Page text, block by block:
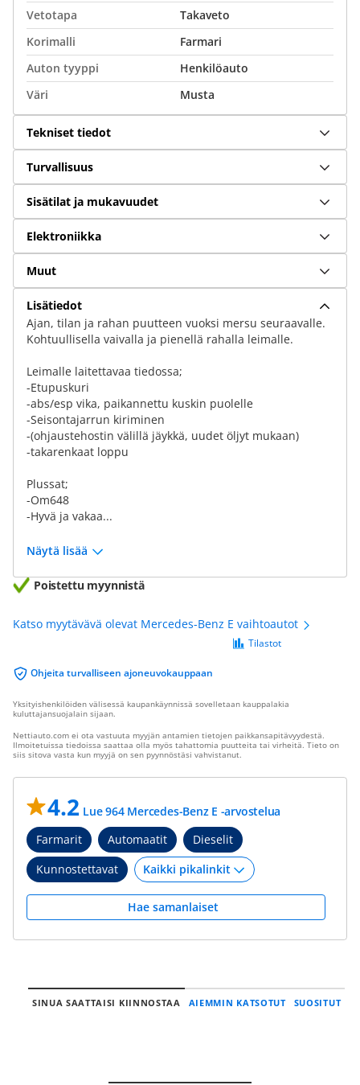
Vetotapa
Takaveto
Korimalli
Farmari
Auton tyyppi
Henkilöauto
Väri
Musta
Tekniset tiedot
Turvallisuus
Sisätilat ja mukavuudet
Elektroniikka
Muut
Lisätiedot
Ajan, tilan ja rahan puutteen vuoksi mersu seuraavalle.
Kohtuullisella vaivalla ja pienellä rahalla leimalle.
Leimalle laitettavaa tiedossa;
-Etupuskuri
-abs/esp vika, paikannettu kuskin puolelle
-Seisontajarrun kiriminen
-(ohjaustehostin välillä jäykkä, uudet öljyt mukaan)
-takarenkaat loppu
Plussat;
-Om648
-Hyvä ja vakaa...
Näytä lisää
Poistettu myynnistä
Katso myytävävä olevat Mercedes-Benz E vaihtoautot
Ohjeita turvalliseen ajoneuvokauppaan
Tilastot
Yksityishenkilöiden välisessä kaupankäynnissä sovelletaan kauppalakia
kuluttajansuojalain sijaan.
Nettiauto.com ei ota vastuuta myyjän antamien tietojen paikkansapitävyydestä.
Ilmoitetuissa tiedoissa saattaa olla myös tahattomia puutteita tai virheitä. Tieto on
siis sitova vasta kun myyjä on sen pyynnöstäsi vahvistanut.
4.2 Lue 964 Mercedes-Benz E -arvostelua
Farmarit
Automaatit
Dieselit
Kunnostettavat
Hae samanlaiset
SINUA SAATTAISI KIINNOSTAA AIEMMIN KATSOTUT SUOSITUT